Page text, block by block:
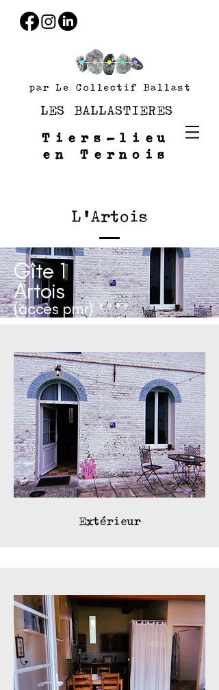
par Le Collectif Ballast
LES BALLASTIERES
Tiers-lieu
en Ternois
L'Artois
Gîte 1
Artois
(accès pmr)
Extérieur